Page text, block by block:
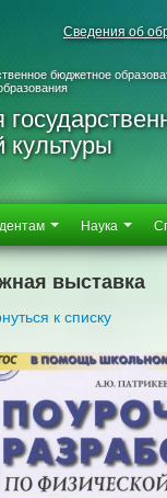
Сведения об
бюджетное
культуры
Наука
выставка
к списку